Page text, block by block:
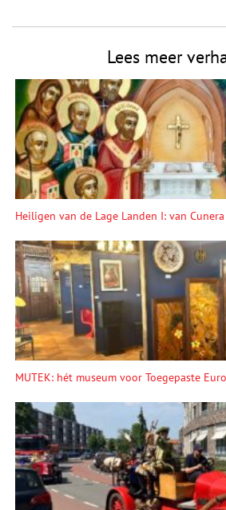
Lees meer
Heiligen van de Lage Landen I: van
MUTEK: hét museum voor Toegepaste